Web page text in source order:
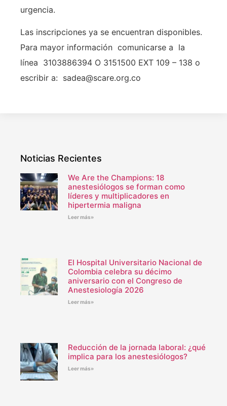
urgencia.
Las inscripciones ya se encuentran disponibles.
Para mayor información comunicarse a la
línea 3103886394 O 3151500 EXT 109 – 138 o
escribir a: sadea@scare.org.co
Noticias Recientes
We Are the Champions: 18
anestesiólogos se forman como
líderes y multiplicadores en
hipertermia maligna
Leer más»
El Hospital Universitario Nacional de
Colombia celebra su décimo
aniversario con el Congreso de
Anestesiología 2026
Leer más»
Reducción de la jornada laboral: ¿qué
implica para los anestesiólogos?
Leer más»